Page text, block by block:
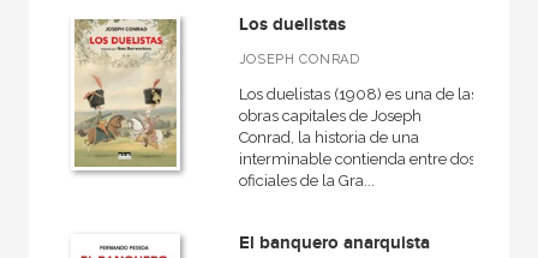
MATERIAS
Clásicos de la Literatura
Clásicos griegos y latinos
Los duelistas
JOSEPH CONRAD
Los duelistas (1908) es una de las
obras capitales de Joseph
Conrad, la historia de una
interminable contienda entre dos
oficiales de la Gra...
El banquero anarquista